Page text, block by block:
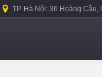
TP. Hà Nội: 36 Hoàng